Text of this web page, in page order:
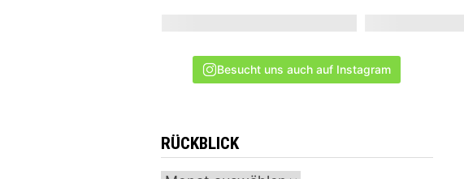
Besucht uns auch auf Instagram
RÜCKBLICK